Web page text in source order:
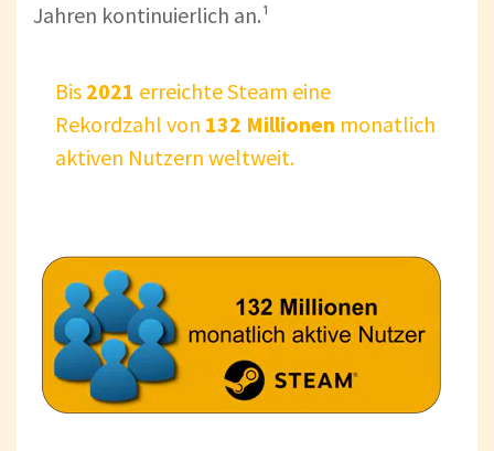
Jahren kontinuierlich an.¹
Bis 2021 erreichte Steam eine
Rekordzahl von 132 Millionen monatlich
aktiven Nutzern weltweit.